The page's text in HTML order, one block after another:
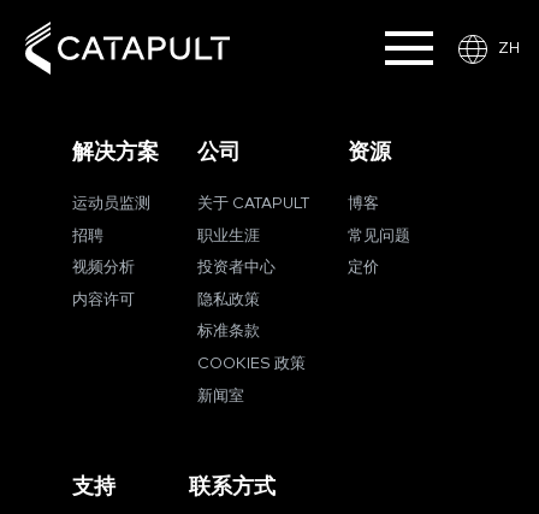
ZH
解决方案
运动员监测
招聘
视频分析
内容许可
公司
关于 CATAPULT
职业生涯
投资者中心
隐私政策
标准条款
COOKIES 政策
新闻室
资源
博客
常见问题
定价
支持 联系方式